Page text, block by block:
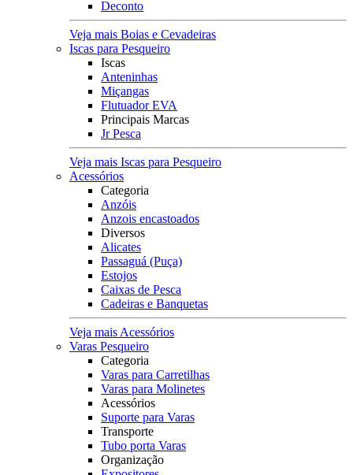
Deconto
Veja mais Boias e Cevadeiras
Iscas para Pesqueiro
Iscas
Anteninhas
Miçangas
Flutuador EVA
Principais Marcas
Jr Pesca
Veja mais Iscas para Pesqueiro
Acessórios
Categoria
Anzóis
Anzois encastoados
Diversos
Alicates
Passaguá (Puça)
Estojos
Caixas de Pesca
Cadeiras e Banquetas
Veja mais Acessórios
Varas Pesqueiro
Categoria
Varas para Carretilhas
Varas para Molinetes
Acessórios
Suporte para Varas
Transporte
Tubo porta Varas
Organização